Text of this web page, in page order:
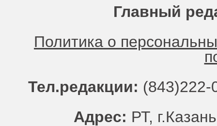
Главный
Политика о
Тел.редакции:
Адрес: РТ,